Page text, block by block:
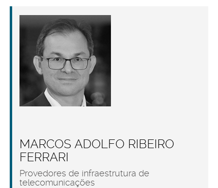
MARCOS ADOLFO RIBEIRO
FERRARI
Provedores de infraestrutura de
telecomunicações